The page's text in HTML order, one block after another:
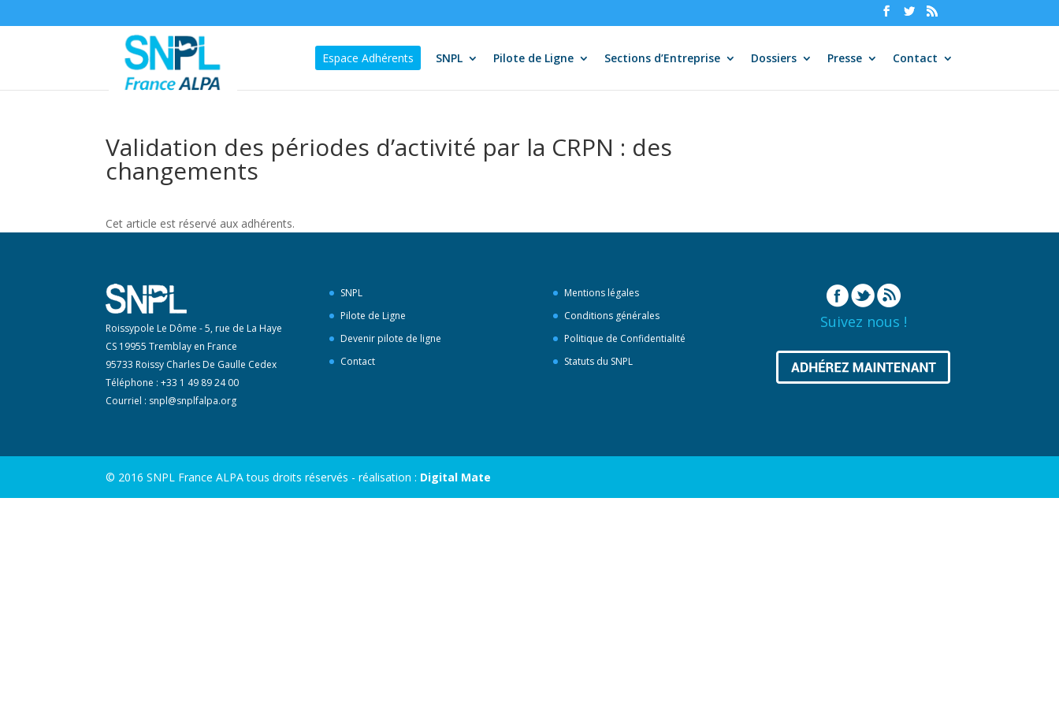
Espace Adhérents SNPL Pilote de Ligne Sections d’Entreprise Dossiers Presse Contact
Validation des périodes d’activité par la CRPN : des
changements
Cet article est réservé aux adhérents.
Roissypole Le Dôme - 5, rue de La Haye
CS 19955 Tremblay en France
95733 Roissy Charles De Gaulle Cedex
Téléphone : +33 1 49 89 24 00
Courriel : snpl@snplfalpa.org
SNPL
Pilote de Ligne
Devenir pilote de ligne
Contact
Mentions légales
Conditions générales
Politique de Confidentialité
Statuts du SNPL
Suivez nous !
© 2016 SNPL France ALPA tous droits réservés - réalisation : Digital Mate